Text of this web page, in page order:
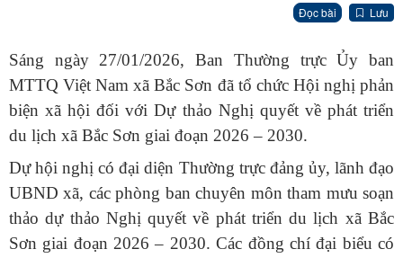
Đọc bài Lưu
Sáng ngày 27/01/2026, Ban Thường trực Ủy ban
MTTQ Việt Nam xã Bắc Sơn đã tổ chức Hội nghị phản
biện xã hội đối với Dự thảo Nghị quyết về phát triển
du lịch xã Bắc Sơn giai đoạn 2026 – 2030.
Dự hội nghị có đại diện Thường trực đảng ủy, lãnh đạo
UBND xã, các phòng ban chuyên môn tham mưu soạn
thảo dự thảo Nghị quyết về phát triển du lịch xã Bắc
Sơn giai đoạn 2026 – 2030. Các đồng chí đại biểu có